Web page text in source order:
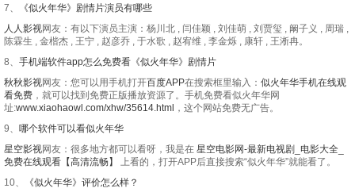
7、
《似火年华》剧情片演员有哪些
人人影视网友：有以下演员主演：杨川北 , 闫佳颖 , 刘佳萌 , 刘贾玺 , 阚子义 , 周瑞 ,
陈霖生 , 金楷杰 , 王宁 , 赵彦乔 , 于水歌 , 赵宥维 , 李金烁 , 康轩 , 王淅冉。
8、 手机端软件app怎么免费看《似火年华》剧情片
秋秋影视网友：您可以用手机打开百度APP在搜索框里输入： 似火年华手机在线观
看免费 ，就可以找到免费正版播放资源了。手机免费看似火年华网
址:www.xiaohaowl.com/xhw/35614.html ，这个网站免费无广告。
9、 哪个软件可以看似火年华
星空影视网友：很多地方都可以看呀，我是在 星空电影网-最新电视剧_电影大全_
免费在线观看【高清流畅】
上看的，打开APP后直接搜索“似火年华”就能看了。
10、
《似火年华》评价怎么样？